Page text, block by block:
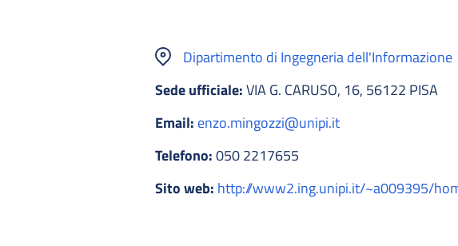
Dipartimento di Ingegneria dell'Informazione
Sede ufficiale:VIA G. CARUSO, 16, 56122 PISA
Email: enzo.mingozzi@unipi.it
Telefono:050 2217655
Sito web: http://www2.ing.unipi.it/~a009395/